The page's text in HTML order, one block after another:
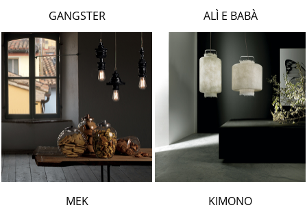
PORSCHE
CATELLANI & SMITH
VIABIZZUNO
ALÌ E BABÀ
GANGSTER
KIMONO
MEK